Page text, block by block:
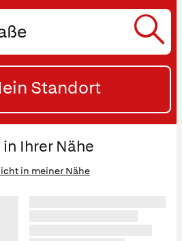
Standort
Ihrer Nähe
in meiner Nähe